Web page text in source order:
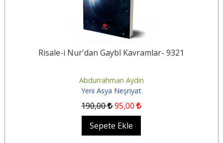
Risale-i Nur'dan Gaybî Kavramlar- 9321
Abdurrahman Aydın
Yeni Asya Neşriyat
190,00 95,00
Sepete Ekle